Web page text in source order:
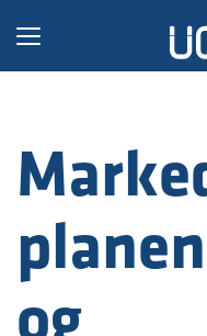
Toggle